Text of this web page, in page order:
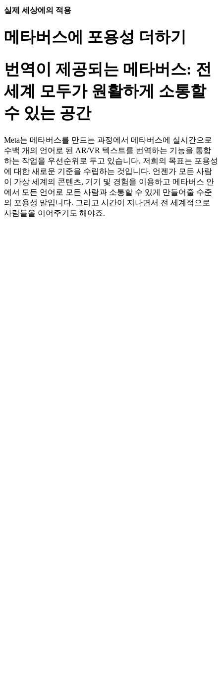
실제 세상에의 적용
메타버스에 포용성 더하기
번역이 제공되는 메타버스: 전
세계 모두가 원활하게 소통할
수 있는 공간
Meta는 메타버스를 만드는 과정에서 메타버스에 실시간으로
수백 개의 언어로 된 AR/VR 텍스트를 번역하는 기능을 통합
하는 작업을 우선순위로 두고 있습니다. 저희의 목표는 포용성
에 대한 새로운 기준을 수립하는 것입니다. 언젠가 모든 사람
이 가상 세계의 콘텐츠, 기기 및 경험을 이용하고 메타버스 안
에서 모든 언어로 모든 사람과 소통할 수 있게 만들어줄 수준
의 포용성 말입니다. 그리고 시간이 지나면서 전 세계적으로
사람들을 이어주기도 해야죠.